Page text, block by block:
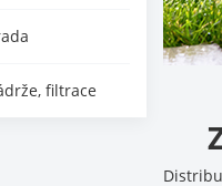
filtrace